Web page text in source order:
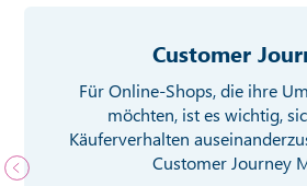
Customer
Für Online-Shops, die ihre
möchten, ist es wichtig,
Käuferverhalten
Customer Journey